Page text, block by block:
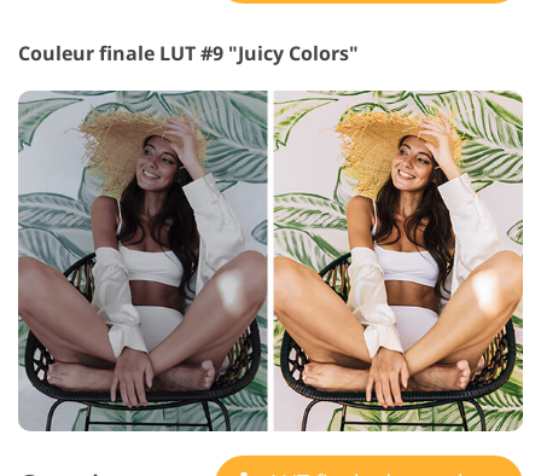
Couleur finale LUT #9 "Juicy Colors"